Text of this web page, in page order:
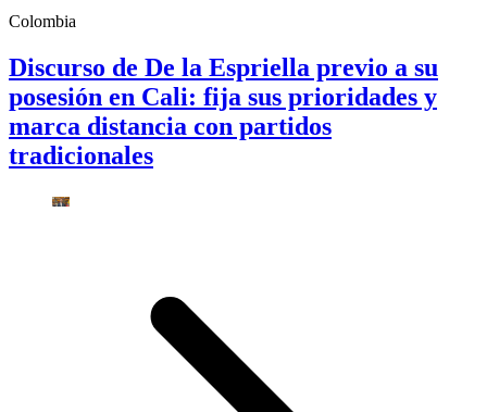
Colombia
Discurso de De la Espriella previo a su
posesión en Cali: fija sus prioridades y
marca distancia con partidos
tradicionales